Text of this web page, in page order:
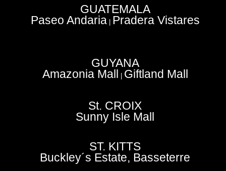
GUATEMALA
Paseo Andaria| Pradera Vistares
GUYANA
Amazonia Mall Giftland Mall
St. CROIX
Sunny Isle Mall
ST. KITTS
Buckley´s Estate, Basseterre